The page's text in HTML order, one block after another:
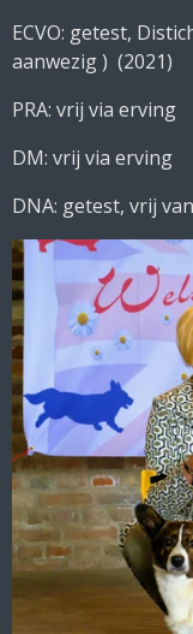
ECVO: getest,
aanwezig ) (2021)
PRA: vrij via erving
DM: vrij via erving
DNA: getest, vrij